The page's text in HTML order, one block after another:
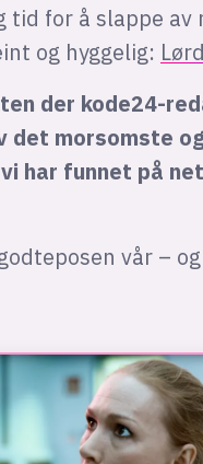
tid for å slappe av
og hyggelig:
der kode24-
det morsomste
har funnet på
vår –